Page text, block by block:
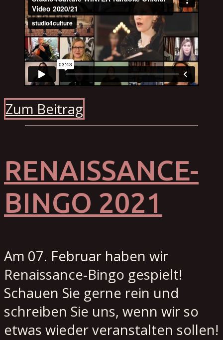
Zum Beitrag
RENAISSANCE-
BINGO 2021
Am 07. Februar haben wir
Renaissance-Bingo gespielt!
Schauen Sie gerne rein und
schreiben Sie uns, wenn wir so
etwas wieder veranstalten sollen!